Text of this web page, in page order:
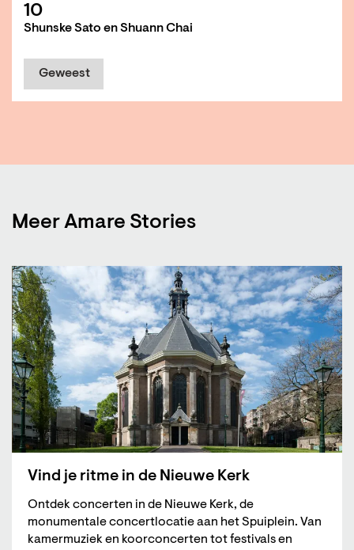
10
Shunske Sato en Shuann Chai
Geweest
Meer Amare Stories
Vind je ritme in de Nieuwe Kerk
Ontdek concerten in de Nieuwe Kerk, de
monumentale concertlocatie aan het Spuiplein. Van
kamermuziek en koorconcerten tot festivals en